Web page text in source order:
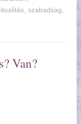
,szabadság,
Van?